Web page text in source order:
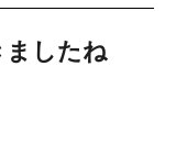
ましたね